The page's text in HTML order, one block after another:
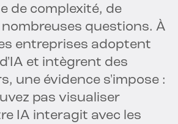
de complexité, de
questions. À
entreprises adoptent
et intègrent des
une évidence s'impose :
pas visualiser
IA interagit avec les